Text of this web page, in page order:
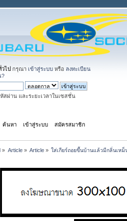
ไป กรุณา เข้าสู่ระบบ หรือ ลงทะเบียน
?
สผ่าน และระยะเวลาในเซสชั่น
ค้นหา เข้าสู่ระบบ สมัครสมาชิก
» Article» Article» ใส่เกียร์ถอยขึ้นบ้านแล้วมีกลิ่นเหม็